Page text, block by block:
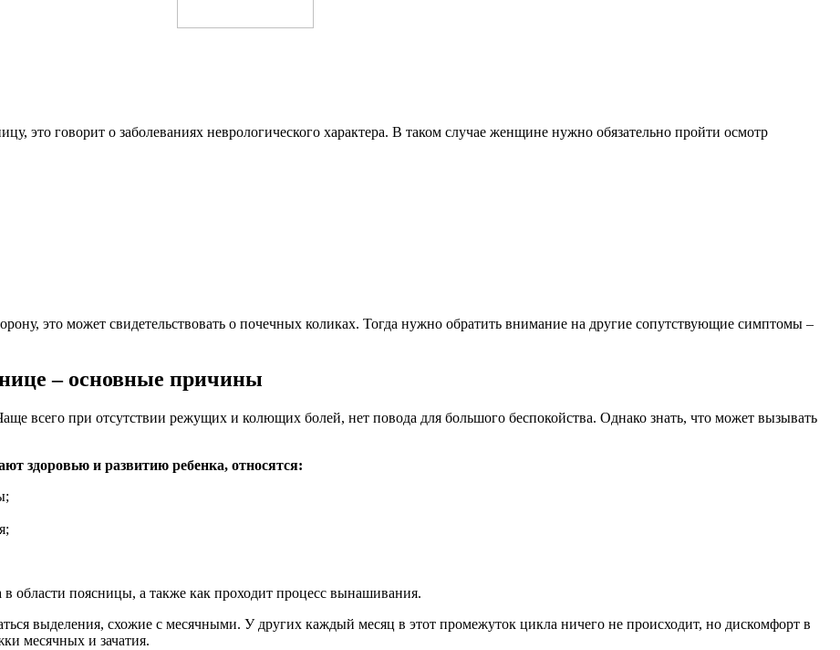
это говорит о заболеваниях неврологического характера. В таком случае женщине нужно обязательно пройти осмотр
это может свидетельствовать о почечных коликах. Тогда нужно обратить внимание на другие сопутствующие симптомы –
– основные причины
всего при отсутствии режущих и колющих болей, нет повода для большого беспокойства. Однако знать, что может вызывать
здоровью и развитию ребенка, относятся:
области поясницы, а также как проходит процесс вынашивания.
выделения, схожие с месячными. У других каждый месяц в этот промежуток цикла ничего не происходит, но дискомфорт в
месячных и зачатия.